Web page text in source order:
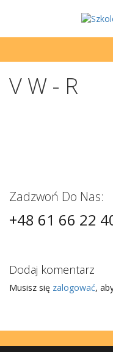
VW-R
Zadzwoń Do Nas:
+48 61 66 22
Dodaj komentarz
Musisz się zalogować,